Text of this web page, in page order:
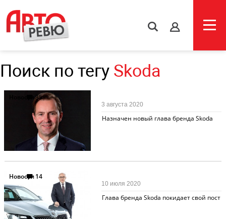
s
Поиск по тегу Skoda
35
Назначен новый глава бренда Skoda
3 августа 2020
Новости14
Глава бренда Skoda покидает свой пост
10 июля 2020